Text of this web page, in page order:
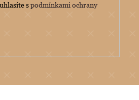
spodmínkami ochrany